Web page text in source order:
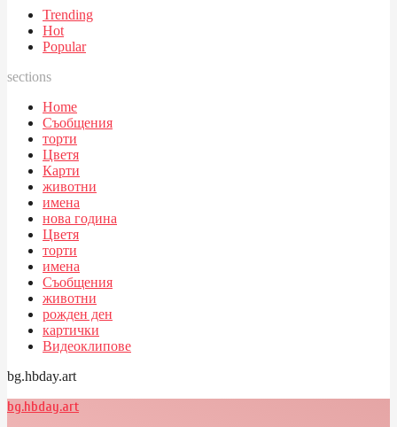
Trending
Hot
Popular
sections
Home
Съобщения
торти
Цветя
Карти
животни
имена
нова година
Цветя
торти
имена
Съобщения
животни
рожден ден
картички
Видеоклипове
bg.hbday.art
bg.hbday.art